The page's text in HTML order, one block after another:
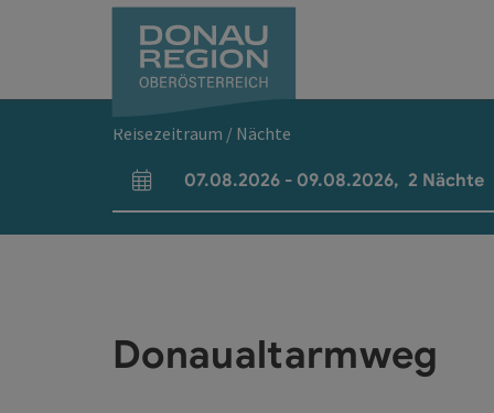
Reisezeitraum / Nächte
An- und Abreisefelder
07.08.2026 - 09.08.2026, 2 Nächte
Donaualtarmweg